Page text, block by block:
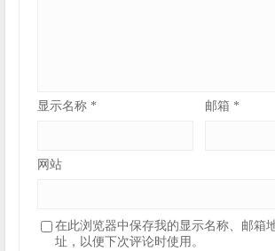
显示名称 * 邮箱 *
网站
在此浏览器中保存我的显示名称、邮箱
址，以便下次评论时使用。